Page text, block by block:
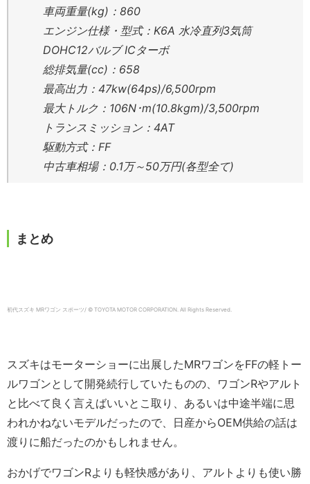
車両重量(kg)：860
エンジン仕様・型式：K6A 水冷直列3気筒
DOHC12バルブ ICターボ
総排気量(cc)：658
最高出力：47kw(64ps)/6,500rpm
最大トルク：106N･m(10.8kgm)/3,500rpm
トランスミッション：4AT
駆動方式：FF
中古車相場：0.1万～50万円(各型全て)
まとめ
初代スズキ MRワゴン スポーツ/ © TOYOTA MOTOR CORPORATION. All Rights Reserved.
スズキはモーターショーに出展したMRワゴンをFFの軽トー
ルワゴンとして開発続行していたものの、ワゴンRやアルト
と比べて良く言えばいいとこ取り、あるいは中途半端に思
われかねないモデルだったので、日産からOEM供給の話は
渡りに船だったのかもしれません。
おかげでワゴンRよりも軽快感があり、アルトよりも使い勝